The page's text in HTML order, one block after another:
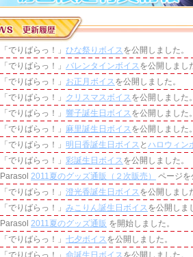
「でりばらっ！」 ひな祭りボイス を公開しました。
「でりばらっ！」 バレンタインボイス を公開しまし
「でりばらっ！」 お正月ボイス を公開しました。
「でりばらっ！」 クリスマスボイス を公開しました
「でりばらっ！」 響子誕生日ボイス を公開しました
「でりばらっ！」 麻里誕生日ボイス を公開しました
「でりばらっ！」 明日香誕生日ボイス と ハロウィン
「でりばらっ！」 彩誕生日ボイス を公開しました。
Parasol 2011夏のグッズ通販（２次販売）
ページを
「でりばらっ！」 澄光香誕生日ボイス を公開しまし
「でりばらっ！」 みこりん誕生日ボイス を公開しま
Parasol 2011夏のグッズ通販 を開始しました。
「でりばらっ！」 七夕ボイス を公開しました。
「でりばらっ！」 命誕生日ボイス を公開しました。